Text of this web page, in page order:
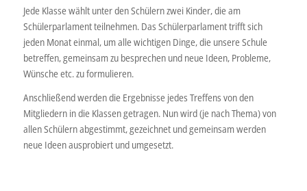
Jede Klasse wählt unter den Schülern zwei Kinder, die am
Schülerparlament teilnehmen. Das Schülerparlament trifft sich
jeden Monat einmal, um alle wichtigen Dinge, die unsere Schule
betreffen, gemeinsam zu besprechen und neue Ideen, Probleme,
Wünsche etc. zu formulieren.
Anschließend werden die Ergebnisse jedes Treffens von den
Mitgliedern in die Klassen getragen. Nun wird (je nach Thema) von
allen Schülern abgestimmt, gezeichnet und gemeinsam werden
neue Ideen ausprobiert und umgesetzt.